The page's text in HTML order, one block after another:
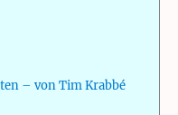
– von Tim Krabbé